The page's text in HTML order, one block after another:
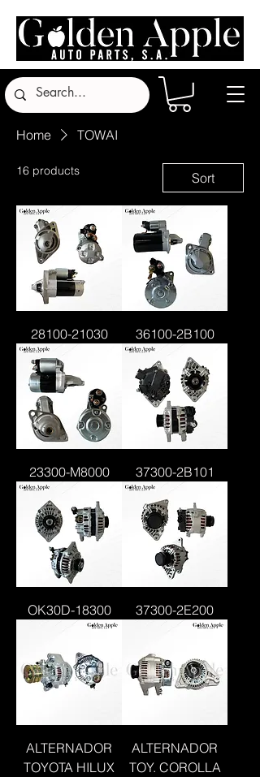
Home TOWAI
16 products Sort
28100-21030 36100-2B100
23300-M8000 37300-2B101
OK30D-18300 37300-2E200
ALTERNADOR
TOYOTA HILUX
ALTERNADOR
TOY. COROLLA